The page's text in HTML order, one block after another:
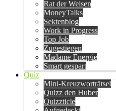
Rat der Weisen
MoneyTalks
Sektenblog
Work in Progress
Top Job
Zugestiegen
Madame Energie
Smart gespart
Quiz
Mini-Kreuzworträtsel
Quizz den Huber
Quizzticle